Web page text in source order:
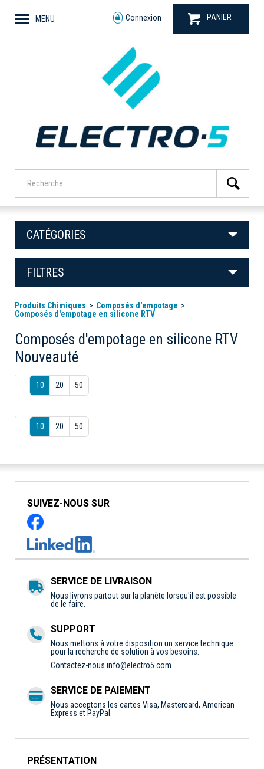
MENU Connexion PANIER
CATÉGORIES
FILTRES
Produits Chimiques
Composés d'empotage
Composés d'empotage en silicone RTV
Composés d'empotage en silicone RTV
Nouveauté
10 20 50
10 20 50
SUIVEZ-NOUS SUR
SERVICE DE LIVRAISON
Nous livrons partout sur la planète lorsqu'il est possible
de le faire.
SUPPORT
Nous mettons à votre disposition un service technique
pour la recherche de solution à vos besoins.
Contactez-nous info@electro5.com
SERVICE DE PAIEMENT
Nous acceptons les cartes Visa, Mastercard, American
Express et PayPal.
PRÉSENTATION